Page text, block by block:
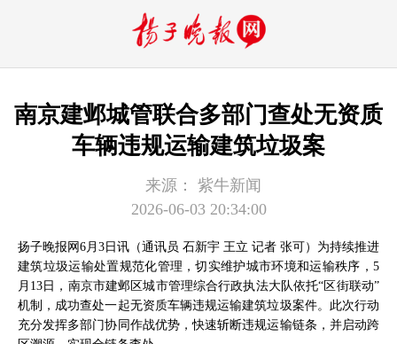
南京建邺城管联合多部门查处无资质
车辆违规运输建筑垃圾案
来源：
紫牛新闻
2026-06-03 20:34:00
扬子晚报网6月3日讯（通讯员 石新宇 王立 记者 张可）为持续推进
建筑垃圾运输处置规范化管理，切实维护城市环境和运输秩序，5
月13日，南京市建邺区城市管理综合行政执法大队依托“区街联动”
机制，成功查处一起无资质车辆违规运输建筑垃圾案件。此次行动
充分发挥多部门协同作战优势，快速斩断违规运输链条，并启动跨